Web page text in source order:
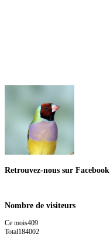
Retrouvez-nous sur Facebook
Nombre de visiteurs
Ce mois409
Total184002